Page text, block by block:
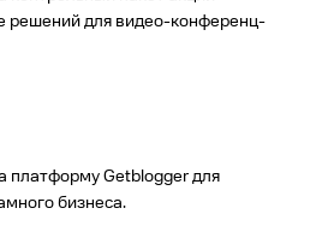
решений для видео-конференц-
платформу Getblogger для
бизнеса.